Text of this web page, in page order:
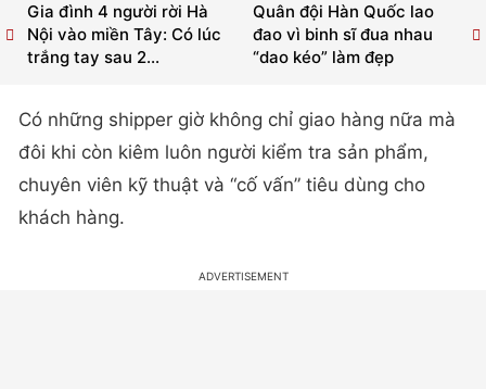
Quân đội Hàn Quốc lao
đao vì binh sĩ đua nhau
“dao kéo” làm đẹp
Gia đình 4 người rời Hà
Nội vào miền Tây: Có lúc
trắng tay sau 2...
Có những shipper giờ không chỉ giao hàng nữa mà
đôi khi còn kiêm luôn người kiểm tra sản phẩm,
chuyên viên kỹ thuật và “cố vấn” tiêu dùng cho
khách hàng.